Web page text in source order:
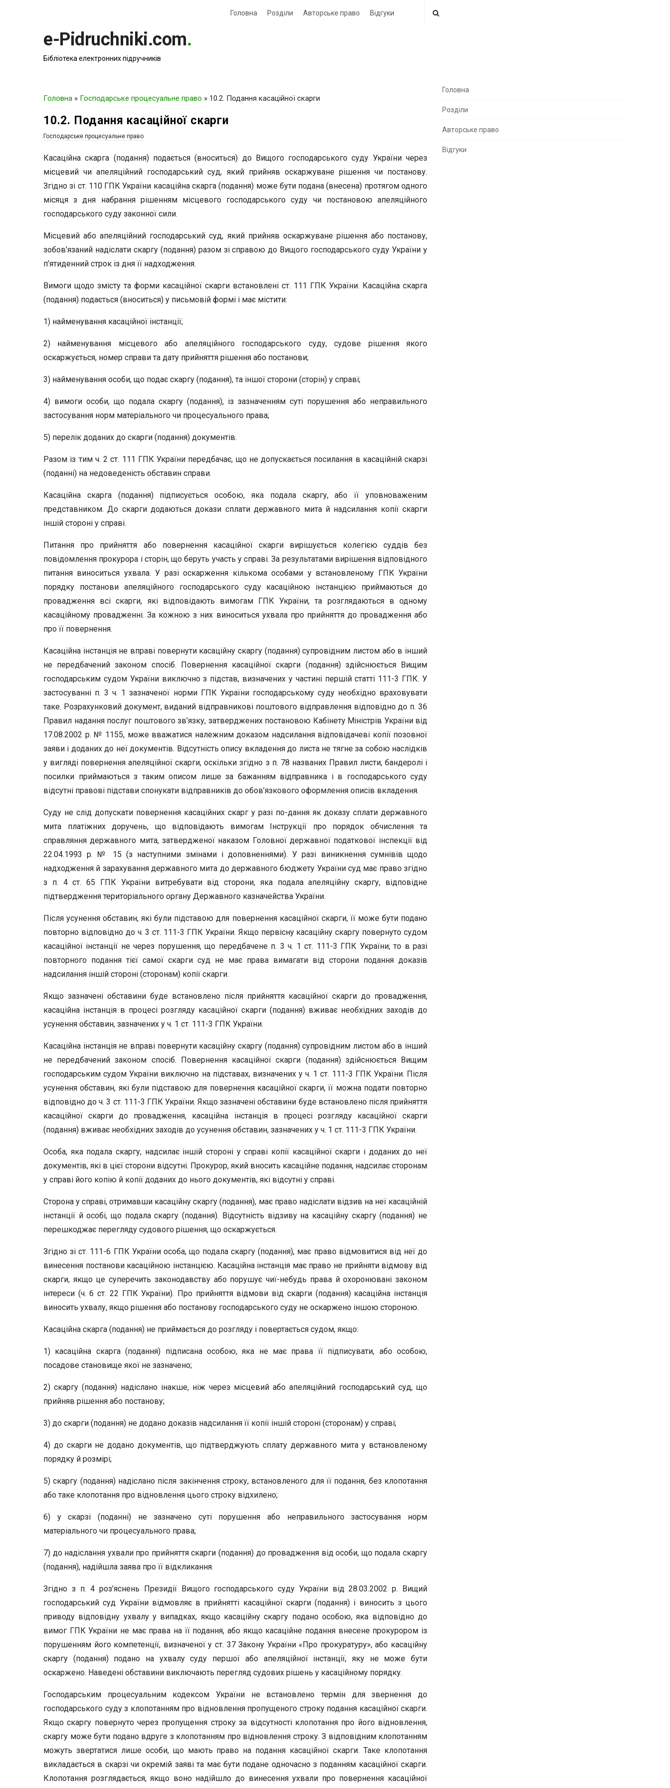
Головна Розділи Авторське право Відгуки
e-Pidruchniki.com.
Бібліотека електронних підручників
Головна » Господарське процесуальне право » 10.2. Подання касаційної скарги
10.2. Подання касаційної скарги
Господарське процесуальне право
Касаційна скарга (подання) подається (вноситься) до Вищого господарського суду України через
місцевий чи апеляційний господарський суд, який прийняв оскаржуване рішення чи постанову.
Згідно зі ст. 110 ГПК України касаційна скарга (подання) може бути подана (внесена) протягом одного
місяця з дня набрання рішенням місцевого господарського суду чи постановою апеляційного
господарського суду законної сили.
Місцевий або апеляційний господарський суд, який прийняв оскаржуване рішення або постанову,
зобов’язаний надіслати скаргу (подання) разом зі справою до Вищого господарського суду України у
п’ятиденний строк із дня її надходження.
Вимоги щодо змісту та форми касаційної скарги встановлені ст. 111 ГПК України. Касаційна скарга
(подання) подається (вноситься) у письмовій формі і має містити:
1) найменування касаційної інстанції;
2) найменування місцевого або апеляційного господарського суду, судове рішення якого
оскаржується, номер справи та дату прийняття рішення або постанови;
3) найменування особи, що подає скаргу (подання), та іншої сторони (сторін) у справі;
4) вимоги особи, що подала скаргу (подання), із зазначенням суті порушення або неправильного
застосування норм матеріального чи процесуального права;
5) перелік доданих до скарги (подання) документів.
Разом із тим ч. 2 ст. 111 ГПК України передбачає, що не допускається посилання в касаційній скарзі
(поданні) на недоведеність обставин справи.
Касаційна скарга (подання) підписується особою, яка подала скаргу, або її уповноваженим
представником. До скарги додаються докази сплати державного мита й надсилання копії скарги
іншій стороні у справі.
Питання про прийняття або повернення касаційної скарги вирішується колегією суддів без
повідомлення прокурора і сторін, що беруть участь у справі. За результатами вирішення відповідного
питання виноситься ухвала. У разі оскарження кількома особами у встановленому ГПК України
порядку постанови апеляційного господарського суду касаційною інстанцією приймаються до
провадження всі скарги, які відповідають вимогам ГПК України, та розглядаються в одному
касаційному провадженні. За кожною з них виноситься ухвала про прийняття до провадження або
про її повернення.
Касаційна інстанція не вправі повернути касаційну скаргу (подання) супровідним листом або в інший
не передбачений законом спосіб. Повернення касаційної скарги (подання) здійснюється Вищим
господарським судом України виключно з підстав, визначених у частині першій статті 111-3 ГПК. У
застосуванні п. 3 ч. 1 зазначеної норми ГПК України господарському суду необхідно враховувати
таке. Розрахунковий документ, виданий відправникові поштового відправлення відповідно до п. 36
Правил надання послуг поштового зв’язку, затверджених постановою Кабінету Міністрів України від
17.08.2002 р. № 1155, може вважатися належним доказом надсилання відповідачеві копії позовної
заяви і доданих до неї документів. Відсутність опису вкладення до листа не тягне за собою наслідків
у вигляді повернення апеляційної скарги, оскільки згідно з п. 78 названих Правил листи, бандеролі і
посилки приймаються з таким описом лише за бажанням відправника і в господарського суду
відсутні правові підстави спонукати відправників до обов’язкового оформлення описів вкладення.
Суду не слід допускати повернення касаційних скарг у разі по-дання як доказу сплати державного
мита платіжних доручень, що відповідають вимогам Інструкції про порядок обчислення та
справляння державного мита, затвердженої наказом Головної державної податкової інспекції від
22.04.1993 р. № 15 (з наступними змінами і доповненнями). У разі виникнення сумнівів щодо
надходження й зарахування державного мита до державного бюджету України суд має право згідно
з п. 4 ст. 65 ГПК України витребувати від сторони, яка подала апеляційну скаргу, відповідне
підтвердження територіального органу Державного казначейства України.
Після усунення обставин, які були підставою для повернення касаційної скарги, її може бути подано
повторно відповідно до ч. 3 ст. 111-3 ГПК України. Якщо первісну касаційну скаргу повернуто судом
касаційної інстанції не через порушення, що передбачене п. 3 ч. 1 ст. 111-3 ГПК України, то в разі
повторного подання тієї самої скарги суд не має права вимагати від сторони подання доказів
надсилання іншій стороні (сторонам) копії скарги.
Якщо зазначені обставини буде встановлено після прийняття касаційної скарги до провадження,
касаційна інстанція в процесі розгляду касаційної скарги (подання) вживає необхідних заходів до
усунення обставин, зазначених у ч. 1 ст. 111-3 ГПК України.
Касаційна інстанція не вправі повернути касаційну скаргу (подання) супровідним листом або в інший
не передбачений законом спосіб. Повернення касаційної скарги (подання) здійснюється Вищим
господарським судом України виключно на підставах, визначених у ч. 1 ст. 111-3 ГПК України. Після
усунення обставин, які були підставою для повернення касаційної скарги, її можна подати повторно
відповідно до ч. 3 ст. 111-3 ГПК України. Якщо зазначені обставини буде встановлено після прийняття
касаційної скарги до провадження, касаційна інстанція в процесі розгляду касаційної скарги
(подання) вживає необхідних заходів до усунення обставин, зазначених у ч. 1 ст. 111-3 ГПК України.
Особа, яка подала скаргу, надсилає іншій стороні у справі копії касаційної скарги і доданих до неї
документів, які в цієї сторони відсутні. Прокурор, який вносить касаційне подання, надсилає сторонам
у справі його копію й копії доданих до нього документів, які відсутні у справі.
Сторона у справі, отримавши касаційну скаргу (подання), має право надіслати відзив на неї касаційній
інстанції й особі, що подала скаргу (подання). Відсутність відзиву на касаційну скаргу (подання) не
перешкоджає перегляду судового рішення, що оскаржується.
Згідно зі ст. 111-6 ГПК України особа, що подала скаргу (подання), має право відмовитися від неї до
винесення постанови касаційною інстанцією. Касаційна інстанція має право не прийняти відмову від
скарги, якщо це суперечить законодавству або порушує чиї-небудь права й охоронювані законом
інтереси (ч. 6 ст. 22 ГПК України). Про прийняття відмови від скарги (подання) касаційна інстанція
виносить ухвалу, якщо рішення або постанову господарського суду не оскаржено іншою стороною.
Касаційна скарга (подання) не приймається до розгляду і повертається судом, якщо:
1) касаційна скарга (подання) підписана особою, яка не має права її підписувати, або особою,
посадове становище якої не зазначено;
2) скаргу (подання) надіслано інакше, ніж через місцевий або апеляційний господарський суд, що
прийняв рішення або постанову;
3) до скарги (подання) не додано доказів надсилання її копії іншій стороні (сторонам) у справі;
4) до скарги не додано документів, що підтверджують сплату державного мита у встановленому
порядку й розмірі;
5) скаргу (подання) надіслано після закінчення строку, встановленого для її подання, без клопотання
або таке клопотання про відновлення цього строку відхилено;
6) у скарзі (поданні) не зазначено суті порушення або неправильного застосування норм
матеріального чи процесуального права;
7) до надіслання ухвали про прийняття скарги (подання) до провадження від особи, що подала скаргу
(подання), надійшла заява про її відкликання.
Згідно з п. 4 роз’яснень Президії Вищого господарського суду України від 28.03.2002 р. Вищий
господарський суд України відмовляє в прийнятті касаційної скарги (подання) і виносить з цього
приводу відповідну ухвалу у випадках, якщо касаційну скаргу подано особою, яка відповідно до
вимог ГПК України не має права на її подання, або якщо касаційне подання внесене прокурором із
порушенням його компетенції, визначеної у ст. 37 Закону України «Про прокуратуру», або касаційну
скаргу (подання) подано на ухвалу суду першої або апеляційної інстанції, яку не може бути
оскаржено. Наведені обставини виключають перегляд судових рішень у касаційному порядку.
Господарським процесуальним кодексом України не встановлено термін для звернення до
господарського суду з клопотанням про відновлення пропущеного строку подання касаційної скарги.
Якщо скаргу повернуто через пропущення строку за відсутності клопотання про його відновлення,
скаргу може бути подано вдруге з клопотанням про відновлення строку. З відповідним клопотанням
можуть звертатися лише особи, що мають право на подання касаційної скарги. Таке клопотання
викладається в скарзі чи окремій заяві та має бути подане одночасно з поданням касаційної скарги.
Клопотання розглядається, якщо воно надійшло до винесення ухвали про повернення касаційної
S
e
S
Головна
Розділи
Авторське право
Відгуки